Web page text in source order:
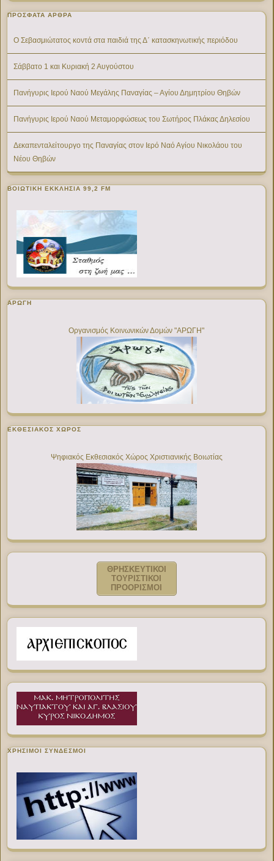
ΠΡΌΣΦΑΤΑ ΆΡΘΡΑ
Ο Σεβασμιώτατος κοντά στα παιδιά της Δ΄ κατασκηνωτικής περιόδου
Σάββατο 1 και Κυριακή 2 Αυγούστου
Πανήγυρις Ιερού Ναού Μεγάλης Παναγίας – Αγίου Δημητρίου Θηβών
Πανήγυρις Ιερού Ναού Μεταμορφώσεως του Σωτήρος Πλάκας Δηλεσίου
Δεκαπενταλείτουργο της Παναγίας στον Ιερό Ναό Αγίου Νικολάου του
Νέου Θηβών
ΒΟΙΩΤΙΚΉ ΕΚΚΛΗΣΊΑ 99,2 FM
ΑΡΩΓΗ
Οργανισμός Κοινωνικών Δομών "ΑΡΩΓΗ"
ΕΚΘΕΣΙΑΚΌΣ ΧΏΡΟΣ
Ψηφιακός Εκθεσιακός Χώρος Χριστιανικής Βοιωτίας
ΘΡΗΣΚΕΥΤΙΚΟΙ
ΤΟΥΡΙΣΤΙΚΟΙ
ΠΡΟΟΡΙΣΜΟΙ
ΧΡΉΣΙΜΟΙ ΣΎΝΔΕΣΜΟΙ